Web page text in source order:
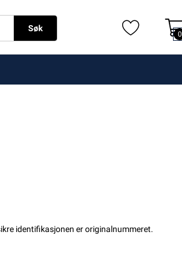
Søk
0
identifikasjonen er originalnummeret.